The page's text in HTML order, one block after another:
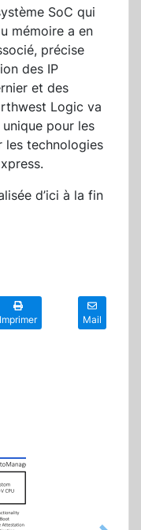
SoC qui
mémoire a en
précise
des IP
et des
Logic va
pour les
les technologies
d’ici à la fin
Imprimer Mail